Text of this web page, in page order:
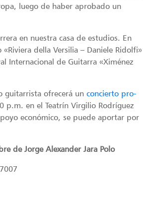
luego de haber aprobado un
en nuestra casa de estudios. En
della Versilia – Daniele Ridolfi»
Internacional de Guitarra «Ximénez
guitarrista ofrecerá un concierto pro-
p.m. en el Teatrín Virgilio Rodríguez
económico, se puede aportar por
de Jorge Alexander Jara Polo